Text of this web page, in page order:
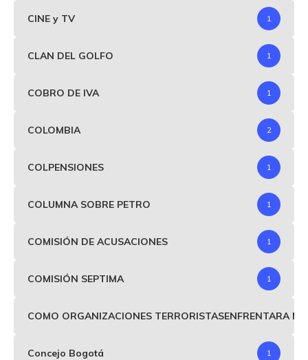
CINE y TV 1
CLAN DEL GOLFO 1
COBRO DE IVA 1
COLOMBIA 2
COLPENSIONES 1
COLUMNA SOBRE PETRO 1
COMISIÓN DE ACUSACIONES 1
COMISIÓN SEPTIMA 1
COMO ORGANIZACIONES TERRORISTASENFRENTARA
Concejo Bogotá 1